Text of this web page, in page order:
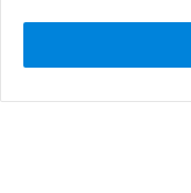
As comemorações
semana com uma